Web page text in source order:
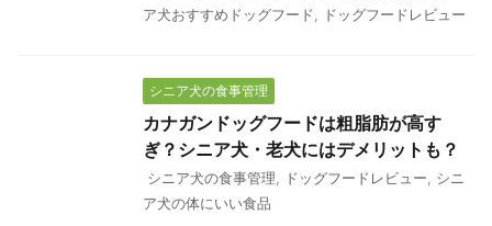
ア犬おすすめドッグフード
ドッグフードレビュー
シニア犬の食事管理
カナガンドッグフードは粗脂肪が高す
ぎ？シニア犬・老犬にはデメリットも？
シニア犬の食事管理 ドッグフードレビュー
シニ
ア犬の体にいい食品